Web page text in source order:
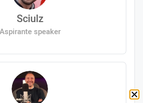
Sciulz
Aspirante speaker